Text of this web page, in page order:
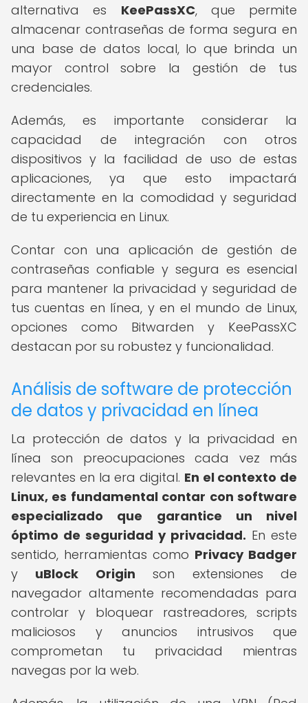
alternativa es KeePassXC, que permite
almacenar contraseñas de forma segura en
una base de datos local, lo que brinda un
mayor control sobre la gestión de tus
credenciales.
Además, es importante considerar la
capacidad de integración con otros
dispositivos y la facilidad de uso de estas
aplicaciones, ya que esto impactará
directamente en la comodidad y seguridad
de tu experiencia en Linux.
Contar con una aplicación de gestión de
contraseñas confiable y segura es esencial
para mantener la privacidad y seguridad de
tus cuentas en línea, y en el mundo de Linux,
opciones como Bitwarden y KeePassXC
destacan por su robustez y funcionalidad.
Análisis de software de protección
de datos y privacidad en línea
La protección de datos y la privacidad en
línea son preocupaciones cada vez más
relevantes en la era digital. En el contexto de
Linux, es fundamental contar con software
especializado que garantice un nivel
óptimo de seguridad y privacidad. En este
sentido, herramientas como Privacy Badger
y uBlock Origin son extensiones de
navegador altamente recomendadas para
controlar y bloquear rastreadores, scripts
maliciosos y anuncios intrusivos que
comprometan tu privacidad mientras
navegas por la web.